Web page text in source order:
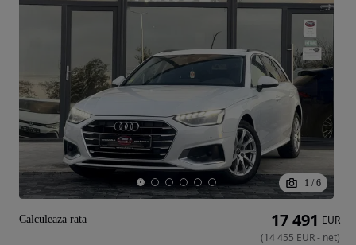
1 / 6
17 491 EUR
(14 455 EUR- net)
Calculeaza rata